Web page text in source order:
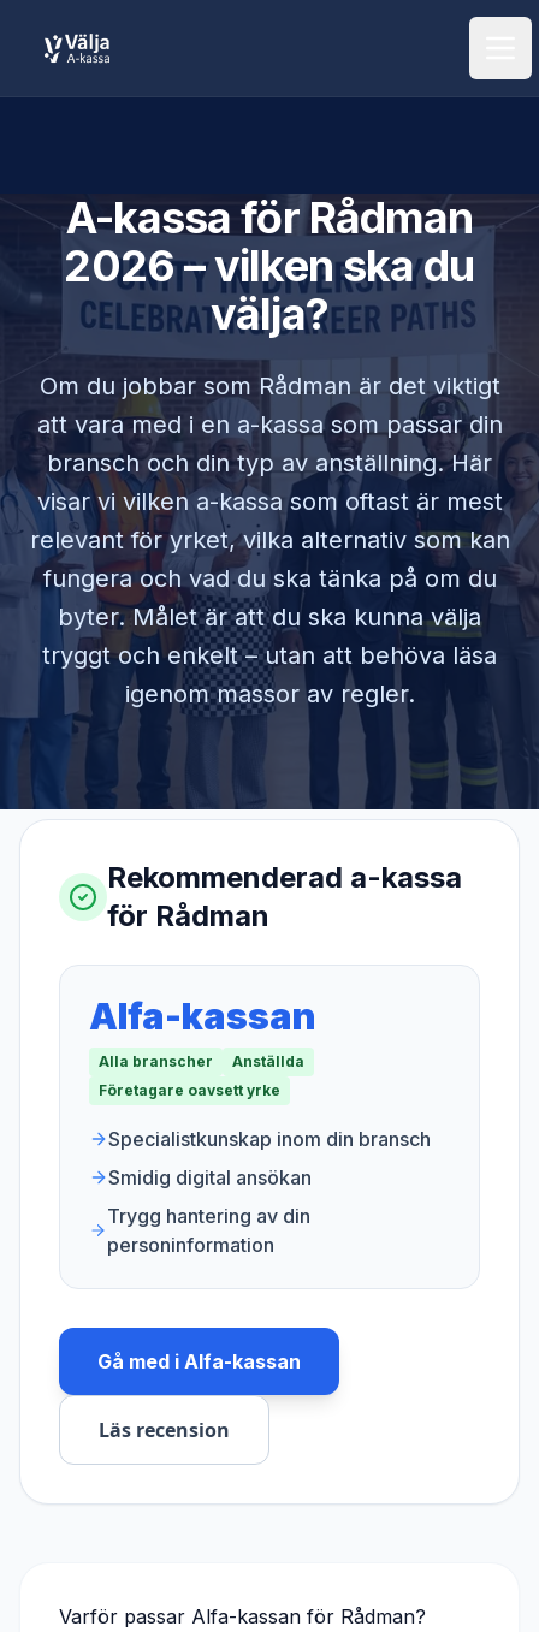
A-kassa för Rådman
2026 – vilken ska du
välja?
Om du jobbar som Rådman är det viktigt
att vara med i en a-kassa som passar din
bransch och din typ av anställning. Här
visar vi vilken a-kassa som oftast är mest
relevant för yrket, vilka alternativ som kan
fungera och vad du ska tänka på om du
byter. Målet är att du ska kunna välja
tryggt och enkelt – utan att behöva läsa
igenom massor av regler.
Rekommenderad a-kassa
för Rådman
Alfa-kassan
Alla branscher
Anställda
Företagare oavsett yrke
Specialistkunskap inom din bransch
Smidig digital ansökan
Trygg hantering av din
personinformation
Gå med i Alfa-kassan
Läs recension
Varför passar Alfa-kassan för Rådman?